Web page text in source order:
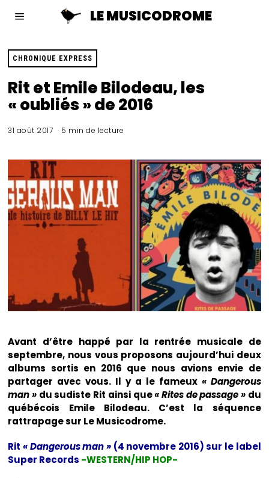
LE MUSICODROME
CHRONIQUE EXPRESS
Rit et Emile Bilodeau, les
« oubliés » de 2016
31 août 2017 5 min de lecture
Avant d’être happé par la rentrée musicale de
septembre, nous vous proposons aujourd’hui deux
albums sortis en 2016 que nous avions envie de
partager avec vous. Il y a le fameux « Dangerous
man » du sudiste Rit ainsi que« Rites de passage »du
québécois Emile Bilodeau. C’est la séquence
rattrapage sur Le Musicodrome.
Rit« Dangerous man »(4 novembre 2016) sur le label
Super Records -WESTERN/HIP HOP-